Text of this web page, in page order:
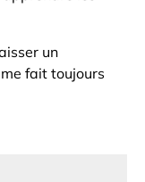
un
fait toujours